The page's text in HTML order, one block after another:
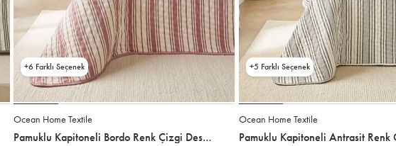
Ocean Home Textile
Pamuklu Kapitoneli Bordo Renk Çizgi Desen Çift Kişilik Yatak Örtüsü Seti 1 Adet 250 x 230 / 2 Adet 50 x 70 cm
6
Ocean Home Textile
5